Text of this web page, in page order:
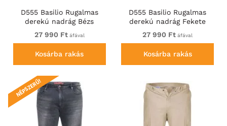
D555 Basilio Rugalmas
derekú nadrág Bézs
27 990 Ftáfával
Kosárba rakás
D555 Basilio Rugalmas
derekú nadrág Fekete
27 990 Ft áfával
Kosárba rakás
NÉPSZERŰ!